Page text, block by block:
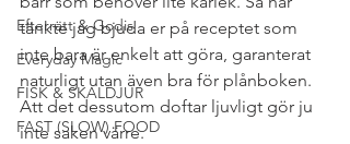
Efterrätt & Godis
Everyday Magic
FISK & SKALDJUR
FAST (SLOW) FOOD
tänkte jag bjuda er på receptet som
inte bara är enkelt att göra, garanterat
naturligt utan även bra för plånboken.
Att det dessutom doftar ljuvligt gör ju
inte saken värre.